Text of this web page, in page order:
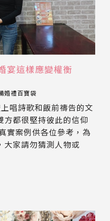
宴這樣應變權衡
婚禮百寶袋
唱詩歌和飯前禱告的文
方都很堅持彼此的信仰
實案例供各位參考，為
大家請勿猜測人物或